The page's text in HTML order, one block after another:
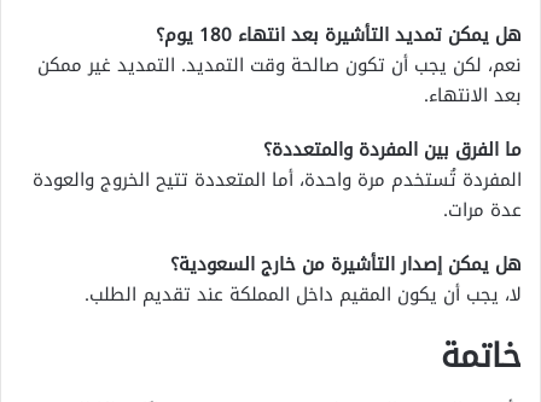
هل يمكن تمديد التأشيرة بعد انتهاء 180 يوم؟
نعم، لكن يجب أن تكون صالحة وقت التمديد. التمديد غير ممكن
بعد الانتهاء.
ما الفرق بين المفردة والمتعددة؟
المفردة تُستخدم مرة واحدة، أما المتعددة تتيح الخروج والعودة
عدة مرات.
هل يمكن إصدار التأشيرة من خارج السعودية؟
لا، يجب أن يكون المقيم داخل المملكة عند تقديم الطلب.
خاتمة